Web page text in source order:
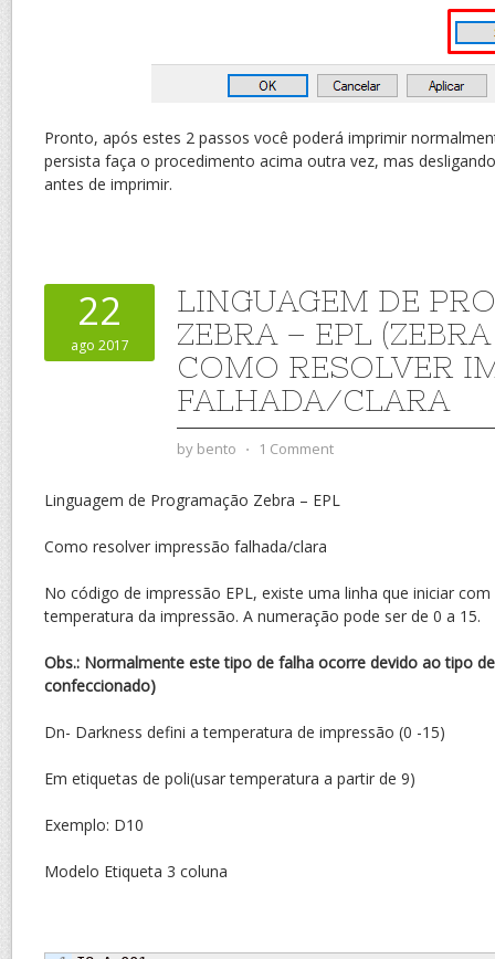
Pronto, após estes 2 passos você poderá imprimir
persista faça o procedimento acima outra vez, mas
antes de imprimir.
22
ago 2017
LINGUAGEM DE
ZEBRA – EPL
COMO RESOLVER
FALHADA/CLARA
by bento ⋅ 1 Comment
Linguagem de Programação Zebra – EPL
Como resolver impressão falhada/clara
No código de impressão EPL, existe uma linha que iniciar
temperatura da impressão. A numeração pode ser de 0 a 15.
Obs.: Normalmente este tipo de falha ocorre devido ao tipo
confeccionado)
Dn- Darkness defini a temperatura de impressão (0 -15)
Em etiquetas de poli(usar temperatura a partir de 9)
Exemplo: D10
Modelo Etiqueta 3 coluna